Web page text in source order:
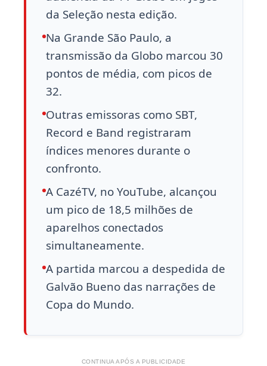
da Seleção nesta edição.
Na Grande São Paulo, a
transmissão da Globo marcou 30
pontos de média, com picos de
32.
Outras emissoras como SBT,
Record e Band registraram
índices menores durante o
confronto.
A CazéTV, no YouTube, alcançou
um pico de 18,5 milhões de
aparelhos conectados
simultaneamente.
A partida marcou a despedida de
Galvão Bueno das narrações de
Copa do Mundo.
CONTINUA APÓS A PUBLICIDADE